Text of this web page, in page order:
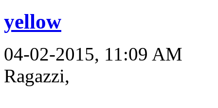
yellow
04-02-2015, 11:09 AM
Ragazzi,